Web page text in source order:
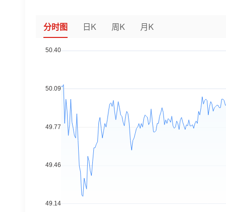
分时图 日K 周K 月K